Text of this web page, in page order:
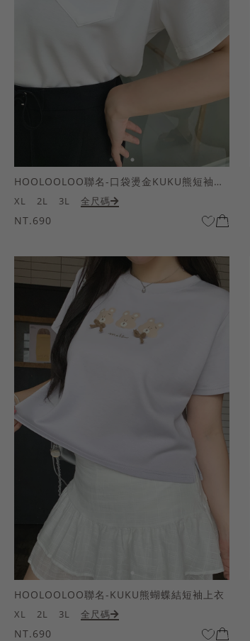
HOOLOOLOO聯名-口袋燙金KUKU熊短袖上衣
XL 2L 3L 全尺碼
NT.690
HOOLOOLOO聯名-KUKU熊蝴蝶結短袖上衣
XL 2L 3L 全尺碼
NT.690